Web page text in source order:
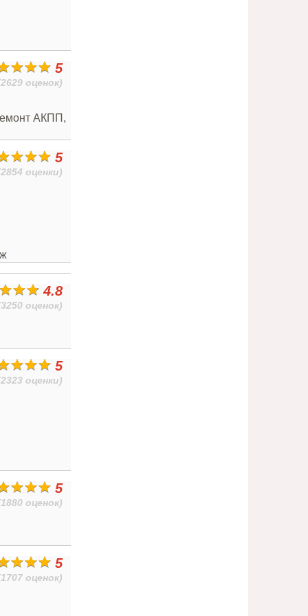
5
оценок)
АКПП,
5
оценки)
4.8
оценок)
5
оценки)
5
оценок)
5
оценок)